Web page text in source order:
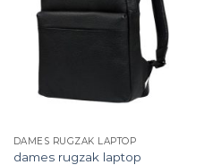
DAMES RUGZAK LAPTOP
dames rugzak laptop